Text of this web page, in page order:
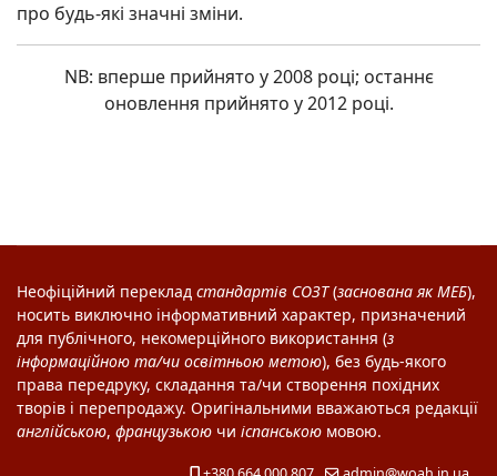
про будь-які значні зміни.
NB: вперше прийнято у 2008 році; останнє
оновлення прийнято у 2012 році.
Неофіційний переклад стандартів СОЗТ(заснована якМЕБ),
носить виключно інформативний характер, призначений
для публічного, некомерційного використання (з
інформаційною та/чи освітньою метою), без будь-якого
права передруку, складання та/чи створення похідних
творів і перепродажу. Оригінальними вважаються редакції
англійською, французькою чи іспанською мовою.